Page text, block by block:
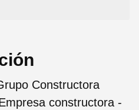
Constructora
constructora -